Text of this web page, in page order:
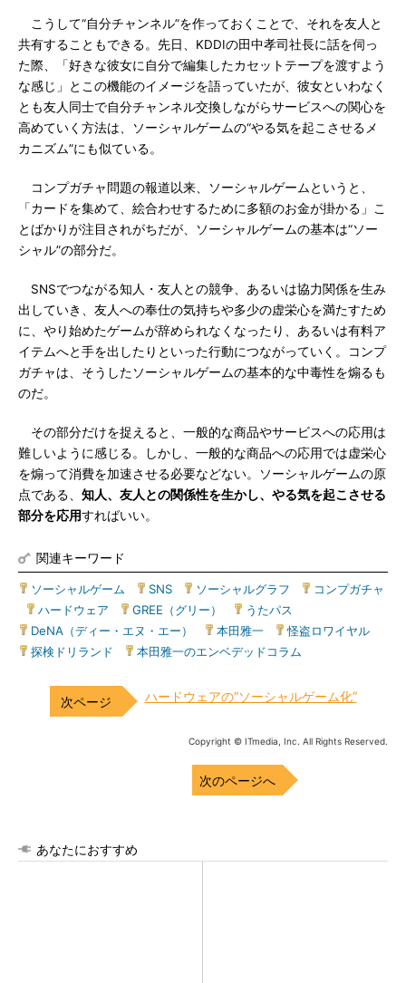
こうして“自分チャンネル”を作っておくことで、それを友人と
共有することもできる。先日、KDDIの田中孝司社長に話を伺っ
た際、「好きな彼女に自分で編集したカセットテープを渡すよう
な感じ」とこの機能のイメージを語っていたが、彼女といわなく
とも友人同士で自分チャンネル交換しながらサービスへの関心を
高めていく方法は、ソーシャルゲームの“やる気を起こさせるメ
カニズム”にも似ている。
コンプガチャ問題の報道以来、ソーシャルゲームというと、
「カードを集めて、絵合わせするために多額のお金が掛かる」こ
とばかりが注目されがちだが、ソーシャルゲームの基本は“ソー
シャル”の部分だ。
SNSでつながる知人・友人との競争、あるいは協力関係を生み
出していき、友人への奉仕の気持ちや多少の虚栄心を満たすため
に、やり始めたゲームが辞められなくなったり、あるいは有料ア
イテムへと手を出したりといった行動につながっていく。コンプ
ガチャは、そうしたソーシャルゲームの基本的な中毒性を煽るも
のだ。
その部分だけを捉えると、一般的な商品やサービスへの応用は
難しいように感じる。しかし、一般的な商品への応用では虚栄心
を煽って消費を加速させる必要などない。ソーシャルゲームの原
点である、 知人、友人との関係性を生かし、やる気を起こさせる
部分を応用すればいい。
関連キーワード
ソーシャルゲーム SNS ソーシャルグラフ
コンプガチャ
ハードウェア GREE（グリー） うたパス
DeNA（ディー・エヌ・エー）
本田雅一 怪盗ロワイヤル
探検ドリランド
本田雅一のエンベデッドコラム
ハードウェアの“ソーシャルゲーム化”
Copyright © ITmedia, Inc. All Rights Reserved.
次のページへ
あなたにおすすめ